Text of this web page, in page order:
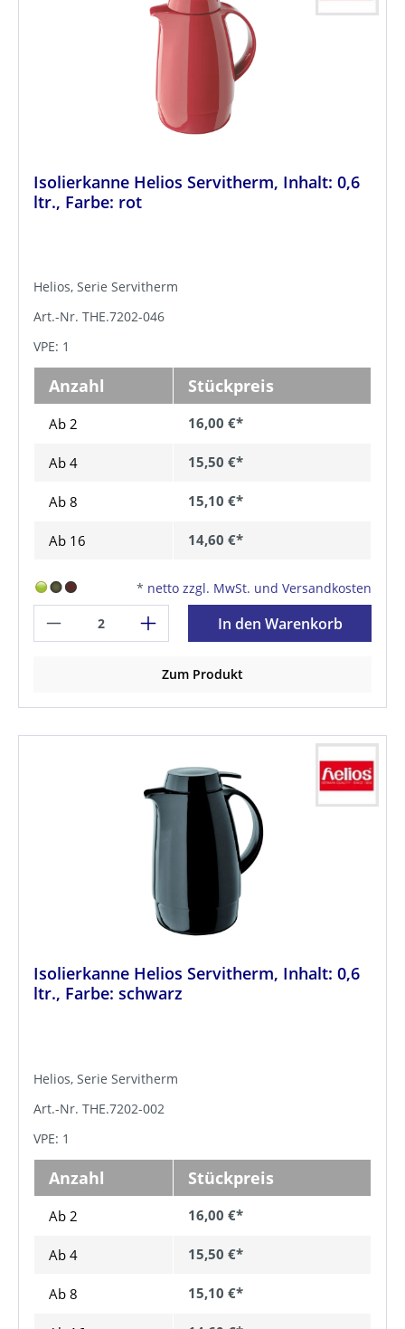
Isolierkanne Helios Servitherm, Inhalt: 0,6
ltr., Farbe: rot
Helios, Serie Servitherm
Art.-Nr. THE.7202-046
VPE: 1
Anzahl Stückpreis
Ab 2 16,00 €*
Ab 4 15,50 €*
Ab 8 15,10 €*
Ab 16 14,60 €*
* netto zzgl. MwSt. und Versandkosten
In den Warenkorb
Zum Produkt
Isolierkanne Helios Servitherm, Inhalt: 0,6
ltr., Farbe: schwarz
Helios, Serie Servitherm
Art.-Nr. THE.7202-002
VPE: 1
Anzahl Stückpreis
Ab 2 16,00 €*
Ab 4 15,50 €*
Ab 8 15,10 €*